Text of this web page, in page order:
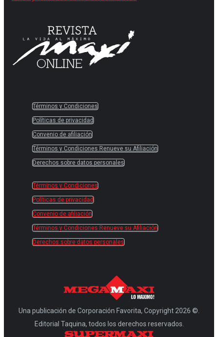
Términos y Condiciones
Políticas de privacidad
Convenio de afiliación
Términos y Condiciones Renueve su Afiliación
Derechos sobre datos personales
Términos y Condiciones
Políticas de privacidad
Convenio de afiliación
Términos y Condiciones Renueve su Afiliación
Derechos sobre datos personales
Una publicación de Corporación Favorita, Copyright 2026 ©.
Editorial Taquina, todos los derechos reservados.